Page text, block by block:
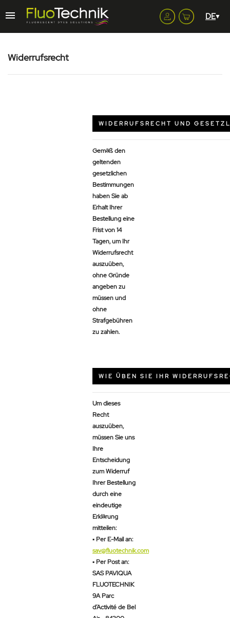
Widerrufsrecht
WIDERRUFSRECHT UND
Gemäß den
geltenden
gesetzlichen
Bestimmungen
haben Sie ab
Erhalt Ihrer
Bestellung eine
Frist von 14
Tagen, um Ihr
Widerrufsrecht
auszuüben,
ohne Gründe
angeben zu
müssen und
ohne
Strafgebühren
zu zahlen.
WIE ÜBEN SIE IHR
Um dieses
Recht
auszuüben,
müssen Sie uns
Ihre
Entscheidung
zum Widerruf
Ihrer Bestellung
durch eine
eindeutige
Erklärung
mitteilen:
▪ Per E-Mail an:
sav@fluotechnik.com
▪ Per Post an:
SAS PAVIQUA
FLUOTECHNIK
9A Parc
d’Activité de Bel